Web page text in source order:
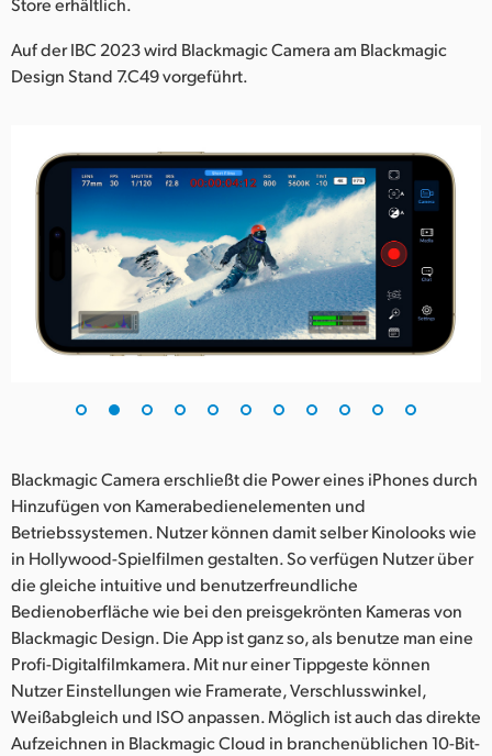
Norway
Singapore
South Africa
Sweden
Turkey
Ukraine
United Kingdom
United States
Auf der IBC 2023 wird Blackmagic Camera am Blackmagic
Design Stand 7.C49 vorgeführt.
Blackmagic Camera erschließt die Power eines iPhones durch
Hinzufügen von Kamerabedienelementen und
Betriebssystemen. Nutzer können damit selber Kinolooks wie
in Hollywood-Spielfilmen gestalten. So verfügen Nutzer über
die gleiche intuitive und benutzerfreundliche
Bedienoberfläche wie bei den preisgekrönten Kameras von
Blackmagic Design. Die App ist ganz so, als benutze man eine
Profi-Digitalfilmkamera. Mit nur einer Tippgeste können
Nutzer Einstellungen wie Framerate, Verschlusswinkel,
Weißabgleich und ISO anpassen. Möglich ist auch das direkte
Aufzeichnen in Blackmagic Cloud in branchenüblichen 10-Bit-